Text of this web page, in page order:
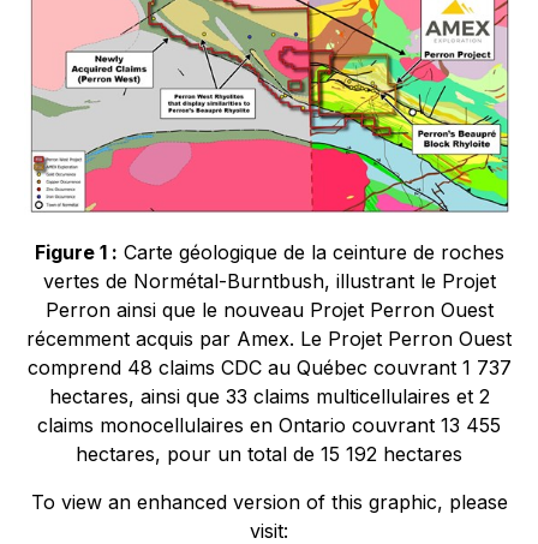
Figure 1 : Carte géologique de la ceinture de roches
vertes de Normétal-Burntbush, illustrant le Projet
Perron ainsi que le nouveau Projet Perron Ouest
récemment acquis par Amex. Le Projet Perron Ouest
comprend 48 claims CDC au Québec couvrant 1 737
hectares, ainsi que 33 claims multicellulaires et 2
claims monocellulaires en Ontario couvrant 13 455
hectares, pour un total de 15 192 hectares
To view an enhanced version of this graphic, please
visit: